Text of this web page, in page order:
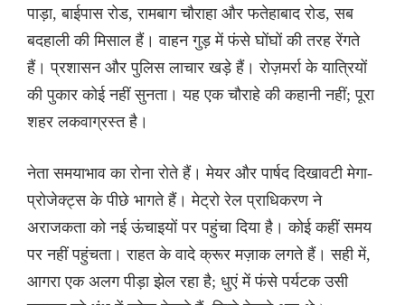
पाड़ा, बाईपास रोड, रामबाग चौराहा और फतेहाबाद रोड, सब
बदहाली की मिसाल हैं। वाहन गुड़ में फंसे घोंघों की तरह रेंगते
हैं। प्रशासन और पुलिस लाचार खड़े हैं। रोज़मर्रा के यात्रियों
की पुकार कोई नहीं सुनता। यह एक चौराहे की कहानी नहीं; पूरा
शहर लकवाग्रस्त है।
नेता समयाभाव का रोना रोते हैं। मेयर और पार्षद दिखावटी मेगा-
प्रोजेक्ट्स के पीछे भागते हैं। मेट्रो रेल प्राधिकरण ने
अराजकता को नई ऊंचाइयों पर पहुंचा दिया है। कोई कहीं समय
पर नहीं पहुंचता। राहत के वादे क्रूर मज़ाक लगते हैं। सही में,
आगरा एक अलग पीड़ा झेल रहा है; धुएं में फंसे पर्यटक उसी